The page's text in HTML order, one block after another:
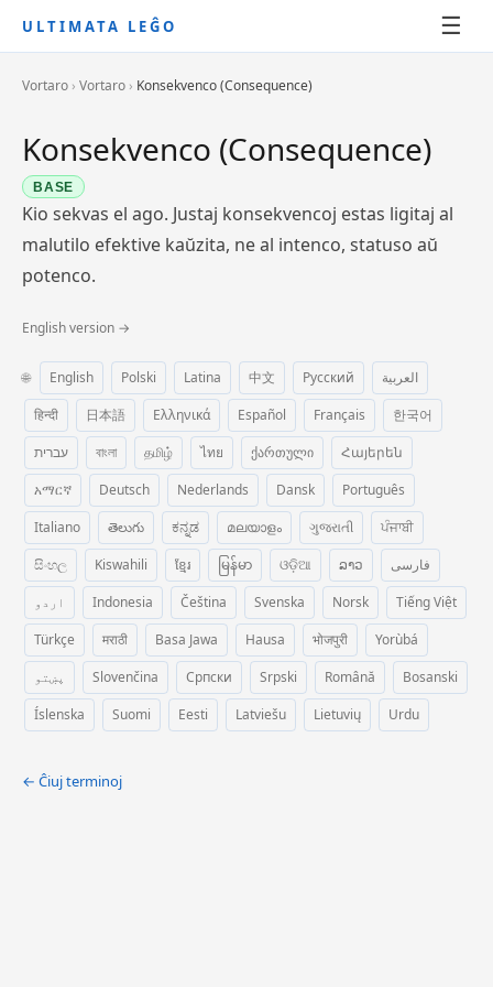
ULTIMATA LEĜO ☰
Vortaro › Vortaro › Konsekvenco (Consequence)
Konsekvenco (Consequence)
BASE
Kio sekvas el ago. Justaj konsekvencoj estas ligitaj al
malutilo efektive kaŭzita, ne al intenco, statuso aŭ
potenco.
English version →
🌐 English Polski Latina 中文 Русский
العربية
हिन्दी
日本語 Ελληνικά Español Français
한국어
עברית
বাংলা தமிழ் ไทย ქართული
Հայերեն
አማርኛ
Deutsch Nederlands Dansk
Português
Italiano
తెలుగు ಕನ್ನಡ മലയാളം ગુજરાતી
ਪੰਜਾਬੀ
සිංහල
Kiswahili ខ្មែរ မြန်မာ ଓଡ଼ିଆ ລາວ
فارسی
اردو
Indonesia Čeština Svenska Norsk
Tiếng Việt
Türkçe
मराठी Basa Jawa Hausa भोजपुरी
Yorùbá
پښتو
Slovenčina Српски Srpski Română
Bosanski
Íslenska
Suomi Eesti Latviešu Lietuvių Urdu
← Ĉiuj terminoj